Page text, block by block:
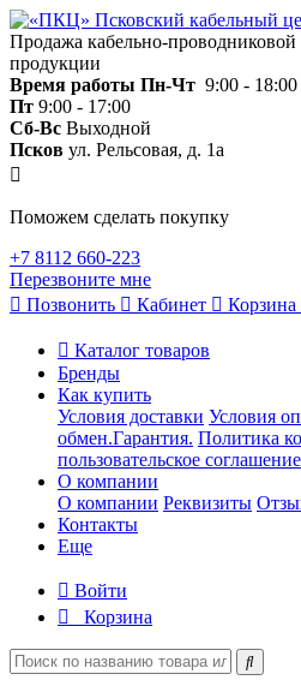
Продажа кабельно-проводниковой
продукции
Время работы Пн-Чт 9:00 - 18:00
Пт 9:00 - 17:00
Сб-Вс Выходной
Псков ул. Рельсовая, д. 1а
Поможем сделать покупку
+7 8112 660-223
Перезвоните мне
Позвонить
Кабинет Корзина
Каталог товаров
Бренды
Как купить
Условия доставки Условия
обмен.Гарантия. Политика
пользовательское соглашение
О компании
О компании Реквизиты
Контакты
Еще
Войти
Корзина